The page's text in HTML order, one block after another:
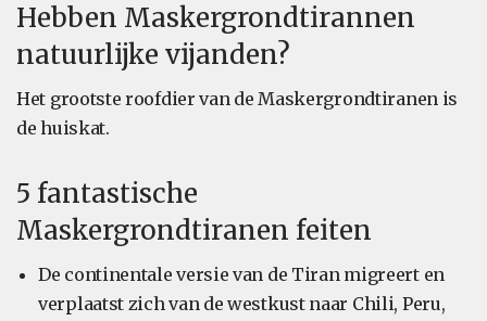
Hebben Maskergrondtirannen
natuurlijke vijanden?
Het grootste roofdier van de Maskergrondtiranen is
de huiskat.
5 fantastische
Maskergrondtiranen feiten
De continentale versie van de Tiran migreert en
verplaatst zich van de westkust naar Chili, Peru,